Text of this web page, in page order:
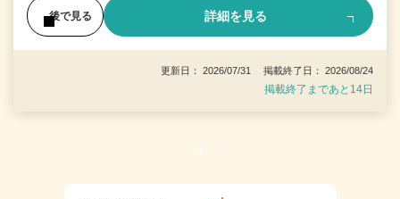
後で見る 詳細を見る
更新日： 2026/07/31 掲載終了日： 2026/08/24
掲載終了まであと14日
1